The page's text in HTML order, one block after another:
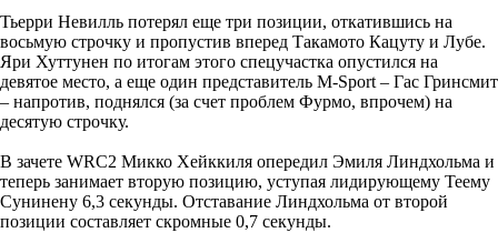
Тьерри Невилль потерял еще три позиции, откатившись на
восьмую строчку и пропустив вперед Такамото Кацуту и Лубе.
Яри Хуттунен по итогам этого спецучастка опустился на
девятое место, а еще один представитель M-Sport – Гас Гринсмит
– напротив, поднялся (за счет проблем Фурмо, впрочем) на
десятую строчку.
В зачете WRC2 Микко Хейккиля опередил Эмиля Линдхольма и
теперь занимает вторую позицию, уступая лидирующему Теему
Сунинену 6,3 секунды. Отставание Линдхольма от второй
позиции составляет скромные 0,7 секунды.